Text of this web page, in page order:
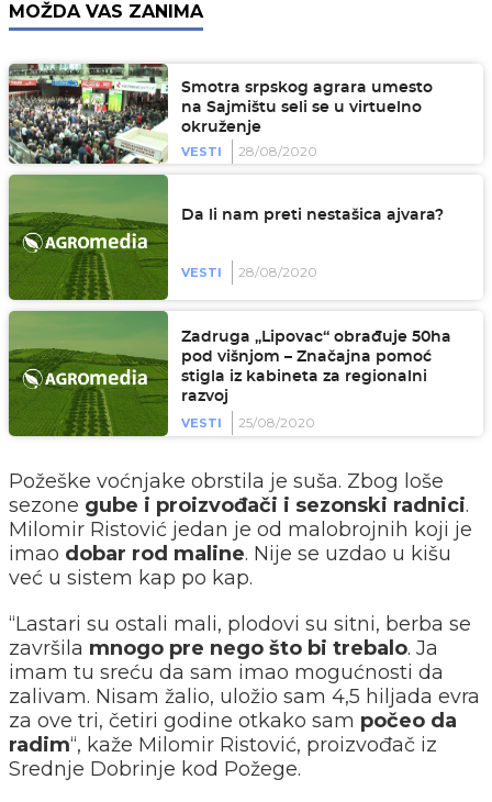
MOŽDA VAS ZANIMA
Smotra srpskog agrara umesto
na Sajmištu seli se u virtuelno
okruženje
VESTI
28/08/2020
Da li nam preti nestašica ajvara?
VESTI 28/08/2020
Zadruga „Lipovac“ obrađuje 50ha
pod višnjom – Značajna pomoć
stigla iz kabineta za regionalni
razvoj
VESTI
25/08/2020
Požeške voćnjake obrstila je suša. Zbog loše
sezone gube i proizvođači i sezonski radnici.
Milomir Ristović jedan je od malobrojnih koji je
imao dobar rod maline. Nije se uzdao u kišu
već u sistem kap po kap.
“Lastari su ostali mali, plodovi su sitni, berba se
završila mnogo pre nego što bi trebalo. Ja
imam tu sreću da sam imao mogućnosti da
zalivam. Nisam žalio, uložio sam 4,5 hiljada evra
za ove tri, četiri godine otkako sam počeo da
radim“, kaže Milomir Ristović, proizvođač iz
Srednje Dobrinje kod Požege.